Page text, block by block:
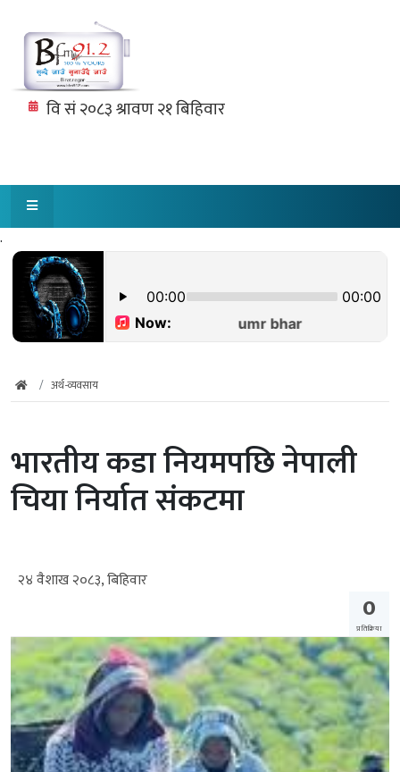
.
अर्थ-व्यवसाय
भारतीय कडा नियमपछि नेपाली
चिया निर्यात संकटमा
२४ वैशाख २०८३, बिहिवार
0
प्रतिक्रिया